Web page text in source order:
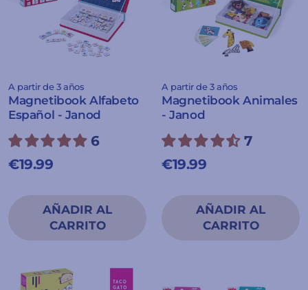
A partir de 3 años
Magnetibook Alfabeto
Español - Janod
6
€19.99
A partir de 3 años
Magnetibook Animales
- Janod
7
€19.99